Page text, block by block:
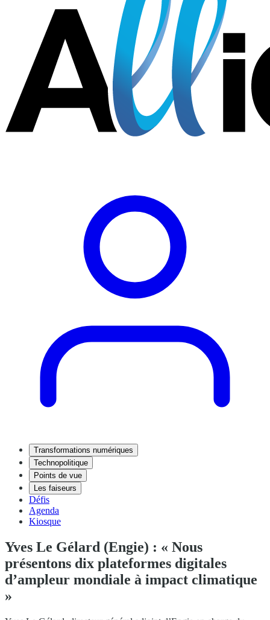
Transformations numériques
Technopolitique
Points de vue
Les faiseurs
Défis
Agenda
Kiosque
Yves Le Gélard (Engie) : « Nous
présentons dix plateformes digitales
d’ampleur mondiale à impact climatique
»